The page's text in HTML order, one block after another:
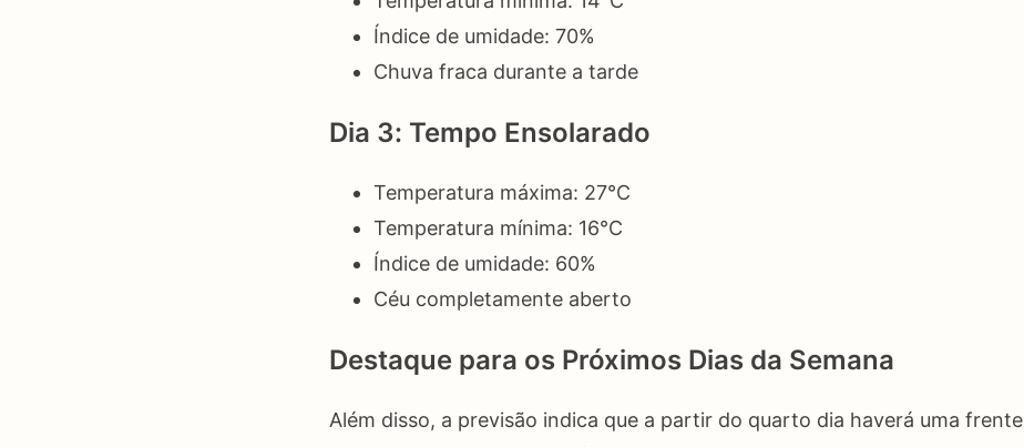
Índice de umidade: 70%
Chuva fraca durante a tarde
Dia 3: Tempo Ensolarado
Temperatura máxima: 27°C
Temperatura mínima: 16°C
Índice de umidade: 60%
Céu completamente aberto
Destaque para os Próximos Dias da Semana
Além disso, a previsão indica que a partir do quarto dia haverá uma